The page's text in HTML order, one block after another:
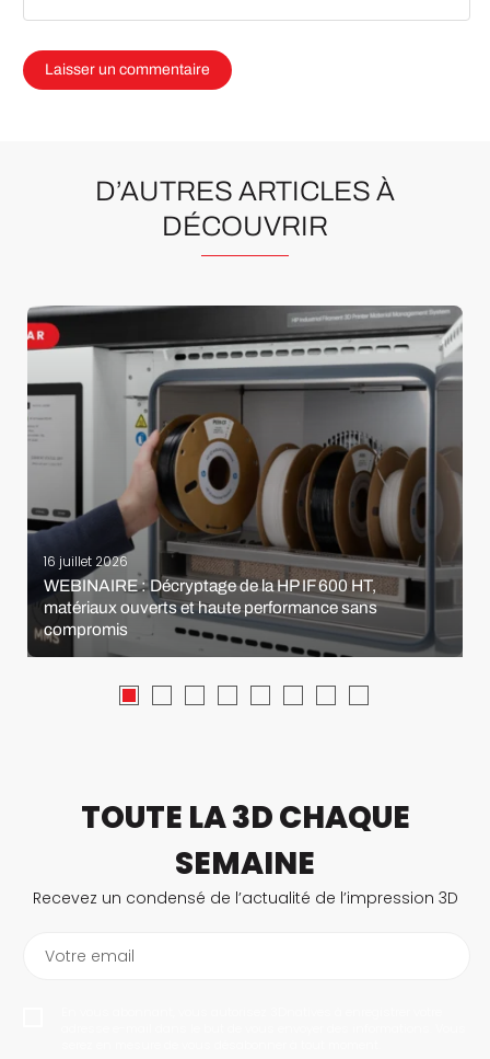
D’AUTRES ARTICLES À
DÉCOUVRIR
16 juillet 2026
WEBINAIRE : Décryptage de la HP IF 600 HT,
matériaux ouverts et haute performance sans
compromis
TOUTE LA 3D CHAQUE
SEMAINE
Recevez un condensé de l’actualité de l’impression 3D
Votre email